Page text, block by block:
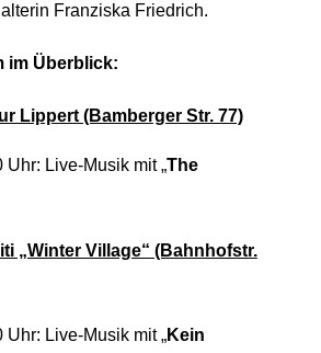
Franziska Friedrich.
im Überblick:
Lippert (Bamberger Str. 77)
Uhr: Live-Musik mit „The
„Winter Village“ (Bahnhofstr.
Uhr: Live-Musik mit „Kein